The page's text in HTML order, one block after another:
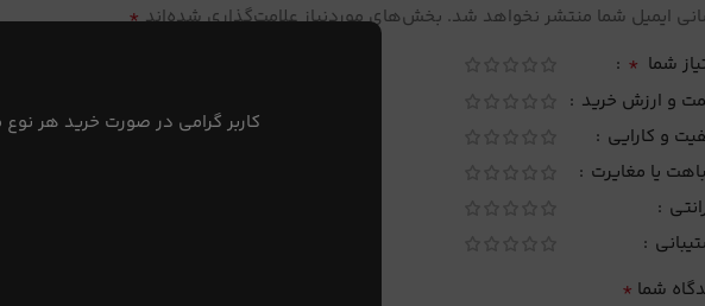
کاربر گرامی در صورت خرید هر نوع
ایمیل شما منتشر نخواهد شد. بخش‌های موردنیاز علامت‌گذاری شده‌اند*
شما *
و ارزش خرید
و کارایی
یا مغایرت
شما *